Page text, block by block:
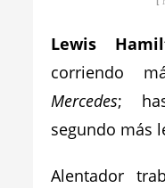
Lewis
corriendo
Mercedes;
segundo más
Alentador